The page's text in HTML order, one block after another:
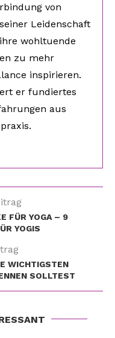
von
Leidenschaft
wohltuende
zu mehr
inspirieren.
er fundiertes
aus
FÜR YOGA – 9
YOGIS
WICHTIGSTEN
SOLLTEST